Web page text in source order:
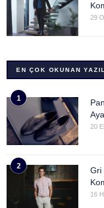
29
EN ÇOK OKUNAN
1
20
2
Gri
16